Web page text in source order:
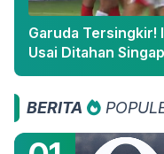
Garuda Tersingkir!
Usai Ditahan
BERITA